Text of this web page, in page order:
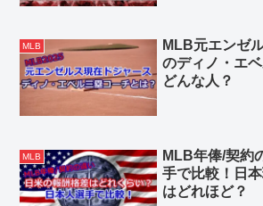
MLB
MLB元エンゼ
のディノ・エ
どんな人？
MLB
MLB年俸/契約
手で比較！日
はどれほど？